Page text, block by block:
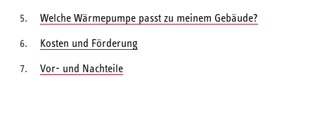
Welche Wärmepumpe passt zu meinem Gebäude?
Kosten und Förderung
Vor- und Nachteile